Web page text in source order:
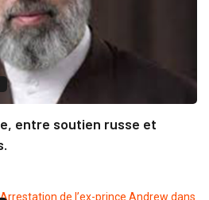
entre soutien russe et